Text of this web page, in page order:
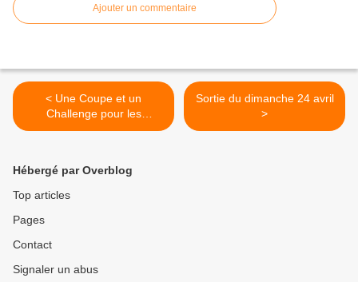
Ajouter un commentaire
< Une Coupe et un
Challenge pour les
Fléchards 2016
Sortie du dimanche 24 avril
>
Hébergé par Overblog
Top articles
Pages
Contact
Signaler un abus